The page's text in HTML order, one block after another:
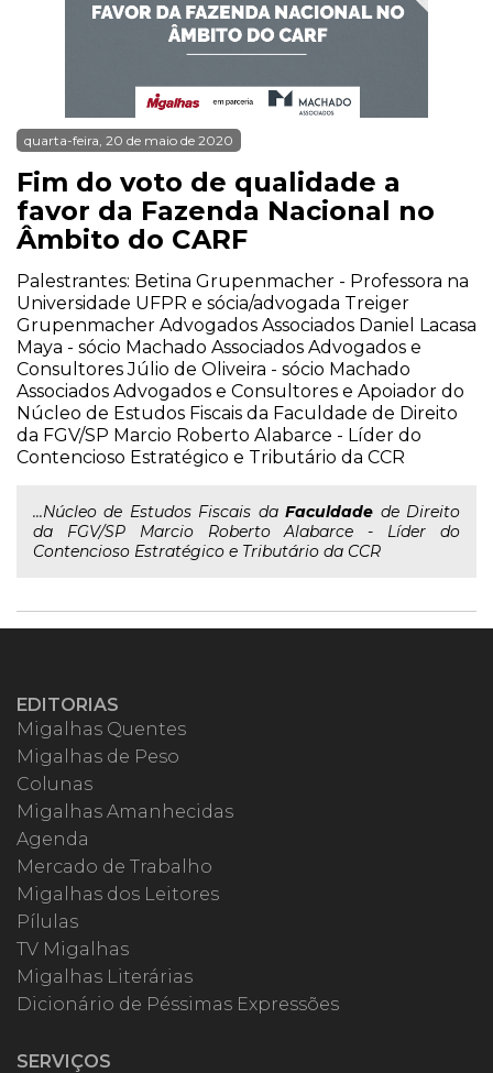
quarta-feira, 20 de maio de 2020
Fim do voto de qualidade a
favor da Fazenda Nacional no
Âmbito do CARF
Palestrantes: Betina Grupenmacher - Professora na
Universidade UFPR e sócia/advogada Treiger
Grupenmacher Advogados Associados Daniel Lacasa
Maya - sócio Machado Associados Advogados e
Consultores Júlio de Oliveira - sócio Machado
Associados Advogados e Consultores e Apoiador do
Núcleo de Estudos Fiscais da Faculdade de Direito
da FGV/SP Marcio Roberto Alabarce - Líder do
Contencioso Estratégico e Tributário da CCR
...Núcleo de Estudos Fiscais daFaculdade de Direito
da FGV/SP Marcio Roberto Alabarce - Líder do
Contencioso Estratégico e Tributário da CCR
EDITORIAS
Migalhas Quentes
Migalhas de Peso
Colunas
Migalhas Amanhecidas
Agenda
Mercado de Trabalho
Migalhas dos Leitores
Pílulas
TV Migalhas
Migalhas Literárias
Dicionário de Péssimas Expressões
SERVIÇOS